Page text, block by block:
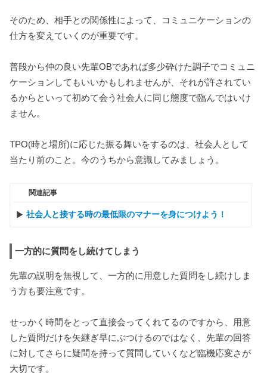
そのため、相手との関係性によって、コミュニケーションの
仕方を変えていくのが重要です。
普段から仲の良い先輩OBであれば多少砕けた調子でコミュニ
ケーションしてもいいかもしれませんが、それが許されてい
るからといって初めて会う社会人に同じ態度で臨んではいけ
ません。
TPO(時と場所)に応じた振る舞いをするのは、社会人として
当たり前のこと。今のうちから意識してみましょう。
関連記事
社会人と接する時の最低限のマナーを身につけよう！
一方的に質問をし続けてしまう
先輩の説明を無視して、一方的に用意した質問をし続けしま
う方も要注意です。
せっかく時間をとって直接会ってくれてるのですから、用意
した質問だけを矢継ぎ早にぶつけるのではなく、先輩の回答
に対してさらに疑問を持って質問していくなど臨機応変さが
大切です。